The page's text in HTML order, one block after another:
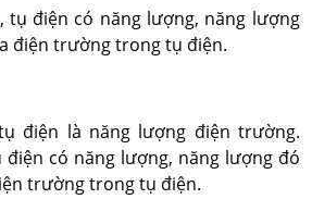
tụ điện có năng lượng, năng lượng
điện trường trong tụ điện.
điện là năng lượng điện trường.
điện có năng lượng, năng lượng đó
trường trong tụ điện.